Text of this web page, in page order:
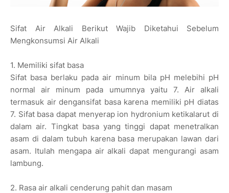
Sifat Air Alkali Berikut Wajib Diketahui Sebelum
Mengkonsumsi Air Alkali
1. Memiliki sifat basa
Sifat basa berlaku pada air minum bila pH melebihi pH
normal air minum pada umumnya yaitu 7. Air alkali
termasuk air dengansifat basa karena memiliki pH diatas
7. Sifat basa dapat menyerap ion hydronium ketikalarut di
dalam air. Tingkat basa yang tinggi dapat menetralkan
asam di dalam tubuh karena basa merupakan lawan dari
asam. Itulah mengapa air alkali dapat mengurangi asam
lambung.
2. Rasa air alkali cenderung pahit dan masam